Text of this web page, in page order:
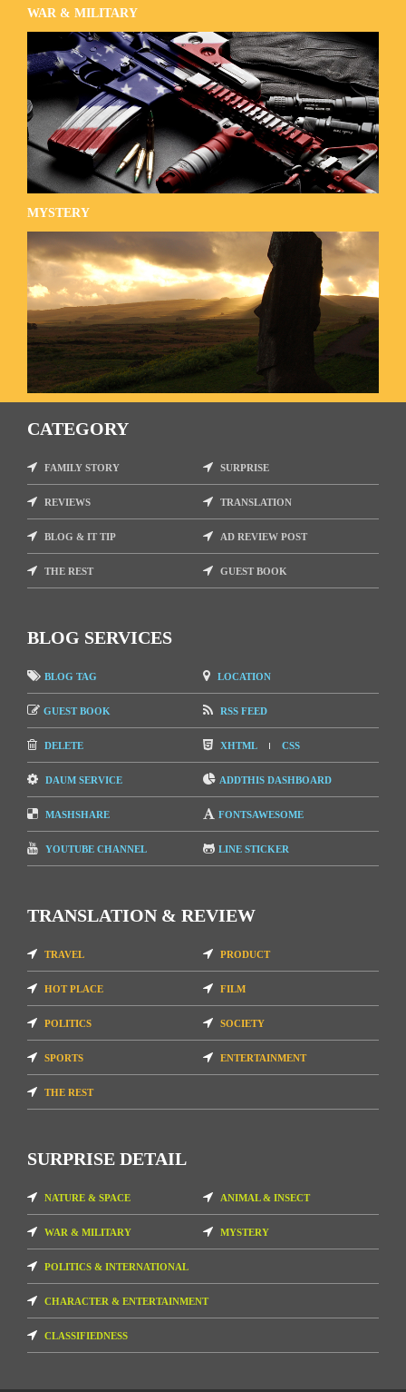
WAR & MILITARY
MYSTERY
CATEGORY
FAMILY STORY SURPRISE
REVIEWS TRANSLATION
BLOG & IT TIP AD REVIEW POST
THE REST GUEST BOOK
BLOG SERVICES
BLOG TAG LOCATION
GUEST BOOK RSS FEED
DELETE XHTML CSS
DAUM SERVICE ADDTHIS DASHBOARD
MASHSHARE FONTSAWESOME
YOUTUBE CHANNEL LINE STICKER
TRANSLATION & REVIEW
TRAVEL PRODUCT
HOT PLACE FILM
POLITICS SOCIETY
SPORTS ENTERTAINMENT
THE REST
SURPRISE DETAIL
NATURE & SPACE ANIMAL & INSECT
WAR & MILITARY MYSTERY
POLITICS & INTERNATIONAL
CHARACTER & ENTERTAINMENT
CLASSIFIEDNESS